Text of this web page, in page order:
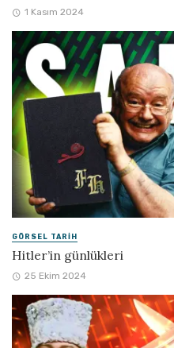
1 Kasım 2024
GÖRSEL TARIH
Hitler’in günlükleri
25 Ekim 2024